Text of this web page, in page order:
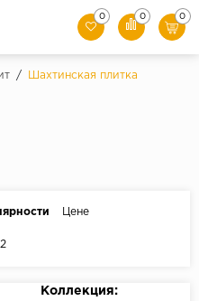
0 0 0
/ Шахтинская плитка
Цене
Коллекция: